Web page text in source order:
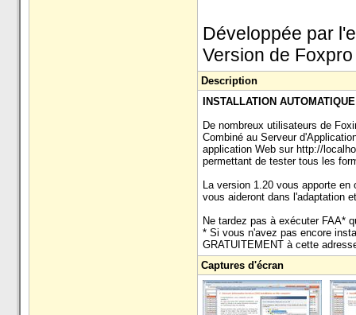
Développée par
Version de
Description
INSTALLATION
De nombreux utilisateurs de
Combiné au Serveur
application Web sur http://
permettant de tester tous les
La version 1.20 vous apporte
vous aideront dans l'adaptation
Ne tardez pas à exécuter FAA*
* Si vous n'avez pas encore
GRATUITEMENT à cette
Captures d'écran